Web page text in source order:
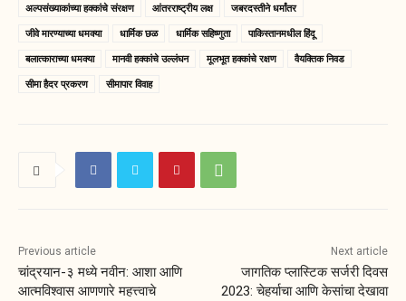
अल्पसंख्याकांच्या हक्कांचे संरक्षण
आंतरराष्ट्रीय लक्ष
जबरदस्तीने धर्मांतर
जीवे मारण्याच्या धमक्या
धार्मिक छळ धार्मिक सहिष्णुता
पाकिस्तानमधील हिंदू
बलात्काराच्या धमक्या
मानवी हक्कांचे उल्लंघन मूलभूत हक्कांचे रक्षण
वैयक्तिक निवड
सीमा हैदर प्रकरण
सीमापार विवाह
Previous article
चांद्रयान-३ मध्ये नवीन: आशा आणि
आत्मविश्वास आणणारे महत्त्वाचे
Next article
जागतिक प्लास्टिक सर्जरी दिवस
2023: चेहर्याचा आणि केसांचा देखावा